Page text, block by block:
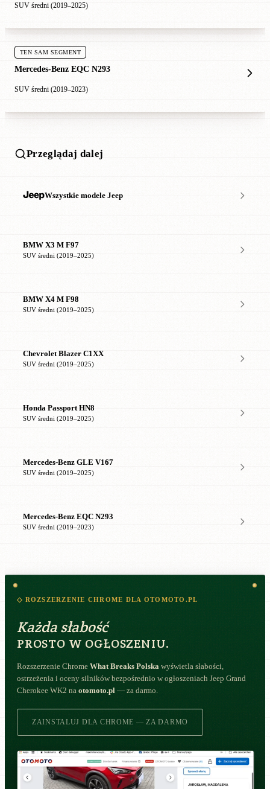
SUV średni (2019–2025)
TEN SAM SEGMENT
Mercedes-Benz EQC N293
SUV średni (2019–2023)
Przeglądaj dalej
Wszystkie modele Jeep
BMW X3 M F97
SUV średni (2019–2025)
BMW X4 M F98
SUV średni (2019–2025)
Chevrolet Blazer C1XX
SUV średni (2019–2025)
Honda Passport HN8
SUV średni (2019–2025)
Mercedes-Benz GLE V167
SUV średni (2019–2025)
Mercedes-Benz EQC N293
SUV średni (2019–2023)
◇ ROZSZERZENIE CHROME DLA OTOMOTO.PL
Każda słabość
PROSTO W OGŁOSZENIU.
Rozszerzenie Chrome What Breaks Polska wyświetla słabości,
ostrzeżenia i oceny silników bezpośrednio w ogłoszeniach Jeep Grand
Cherokee WK2 na otomoto.pl — za darmo.
ZAINSTALUJ DLA CHROME — ZA DARMO